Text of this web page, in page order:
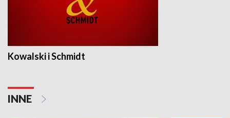
Kowalski i Schmidt
INNE